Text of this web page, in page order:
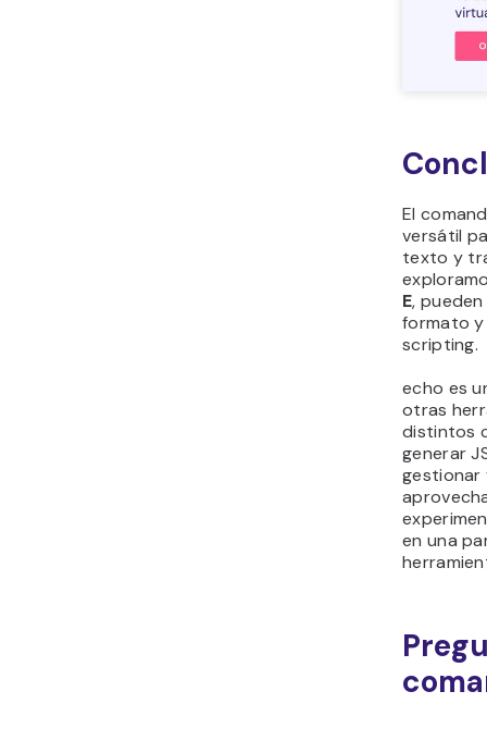
El
versátil
texto y
E,
formato y
scripting.
echo es
otras
distintos
generar
gestionar
en una